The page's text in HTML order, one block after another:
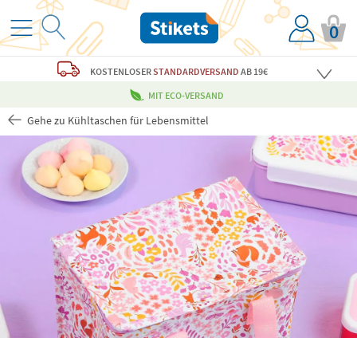
0
KOSTENLOSERSTANDARDVERSAND AB 19€
MIT ECO-VERSAND
Gehe zu Kühltaschen für Lebensmittel